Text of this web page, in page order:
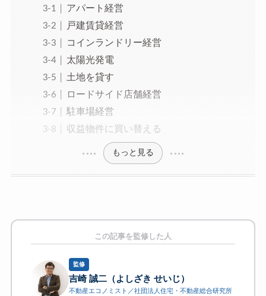
アパート経営
戸建賃貸経営
コインランドリー経営
太陽光発電
土地を貸す
ロードサイド店舗経営
駐車場経営
収益物件に買い替える
もっと見る
この記事を監修した人
監修
吉崎 誠二（よしざき せいじ）
不動産エコノミスト／社団法人住宅・不動産総合研究所